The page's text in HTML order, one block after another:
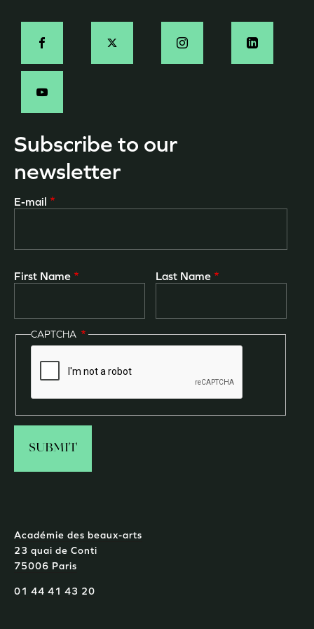
Social
-
Subscribe to our
newsletter
E-mail
First Name Last Name
CAPTCHA
Académie des beaux-arts
23 quai de Conti
75006 Paris
01 44 41 43 20